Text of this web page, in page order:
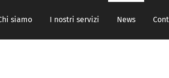
siamo I nostri servizi News